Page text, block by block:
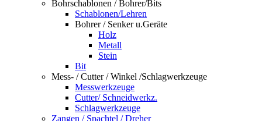
Bohrschablonen / Bohrer/Bits
Schablonen/Lehren
Bohrer / Senker u.Geräte
Holz
Metall
Stein
Bit
Mess- / Cutter / Winkel /Schlagwerkzeuge
Messwerkzeuge
Cutter/ Schneidwerkz.
Schlagwerkzeuge
Zangen / Spachtel / Dreher